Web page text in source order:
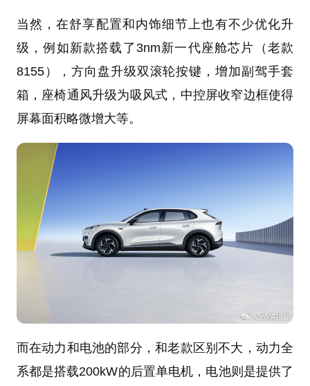
当然，在舒享配置和内饰细节上也有不少优化升
级，例如新款搭载了3nm新一代座舱芯片（老款
8155），方向盘升级双滚轮按键，增加副驾手套
箱，座椅通风升级为吸风式，中控屏收窄边框使得
屏幕面积略微增大等。
而在动力和电池的部分，和老款区别不大，动力全
系都是搭载200kW的后置单电机，电池则是提供了